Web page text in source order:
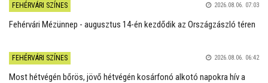
FEHÉRVÁRI SZÍNES 2026.08.06. 07:03
Fehérvári Mézünnep - augusztus 14-én kezdődik az Országzászló téren
FEHÉRVÁRI SZÍNES 2026.08.06. 06:42
Most hétvégén bőrös, jövő hétvégén kosárfonó alkotó napokra hív a